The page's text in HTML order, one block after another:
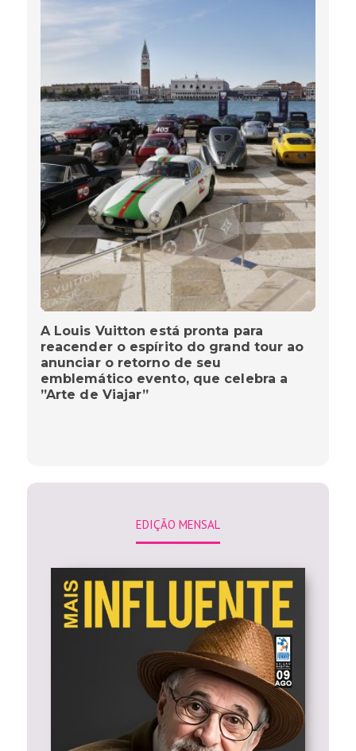
A Louis Vuitton está pronta para
reacender o espírito do grand tour ao
anunciar o retorno de seu
emblemático evento, que celebra a
”Arte de Viajar”
EDIÇÃO MENSAL